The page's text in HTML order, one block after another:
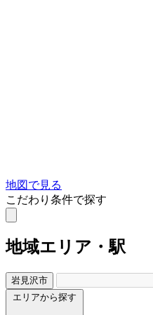
地図で見る
こだわり条件で探す
地域エリア・駅
岩見沢市
エリアから探す